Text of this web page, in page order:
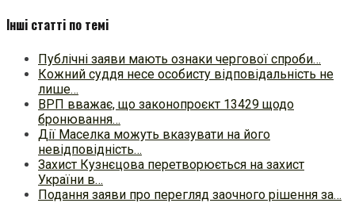
Інші статті по темі
Публічні заяви мають ознаки чергової спроби…
Кожний суддя несе особисту відповідальність не
лише…
ВРП вважає, що законопроєкт 13429 щодо
бронювання…
Дії Маселка можуть вказувати на його
невідповідність…
Захист Кузнєцова перетворюється на захист
України в…
Подання заяви про перегляд заочного рішення за…